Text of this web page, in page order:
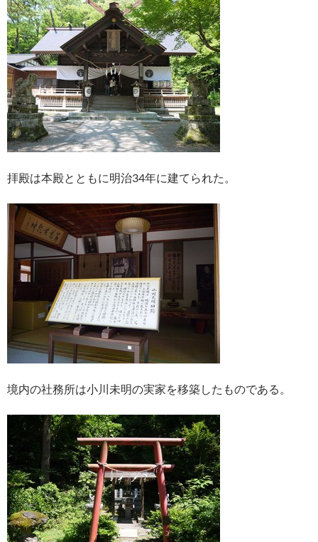
拝殿は本殿とともに明治34年に建てられた。
境内の社務所は小川未明の実家を移築したものである。